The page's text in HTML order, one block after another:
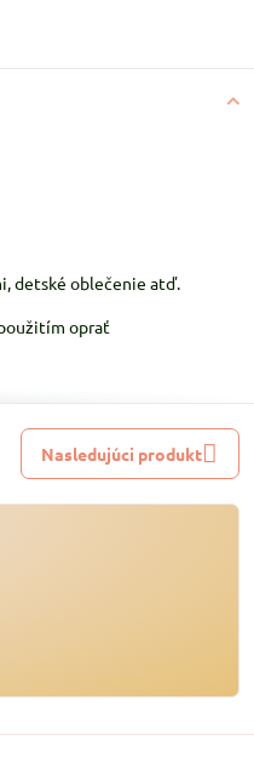
detské oblečenie atď.
oprať
Nasledujúci produkt